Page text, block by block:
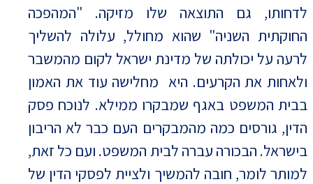
לדחותו, גם התוצאה שלו מזיקה. "המהפכה
החוקתית השניה" שהוא מחולל, עלולה להשליך
לרעה על יכולתה של מדינת ישראל לקום מהמשבר
ולאחות את הקרעים. היא מחלישה עוד את האמון
בבית המשפט באגף שמבקרו ממילא. לנוכח פסק
הדין, גורסים כמה מהמבקרים העם כבר לא הריבון
בישראל. הבכורה עברה לבית המשפט. ועם כל זאת,
למותר לומר, חובה להמשיך ולציית לפסקי הדין של